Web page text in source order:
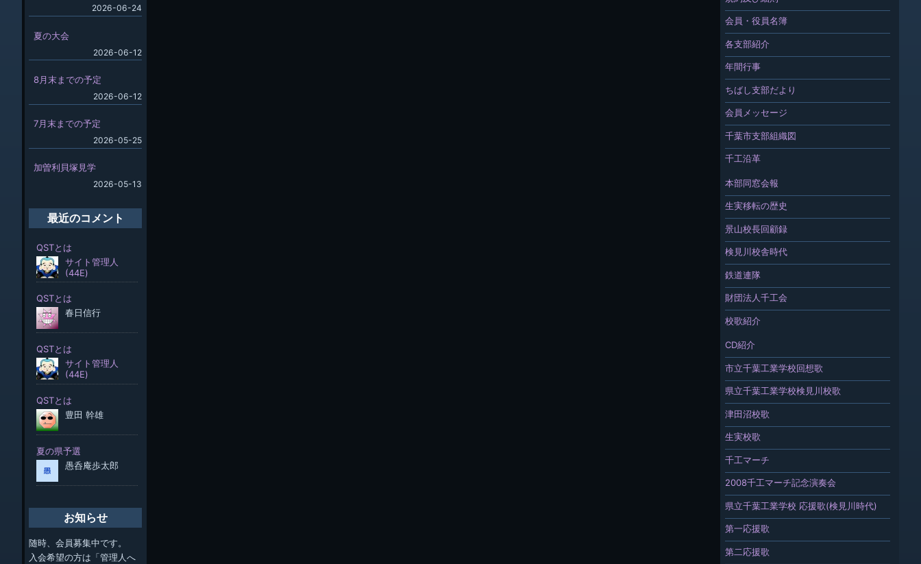
会員・役員名簿
各支部紹介
年間行事
ちばし支部だより
会員メッセージ
千葉市支部組織図
千工沿革
本部同窓会報
生実移転の歴史
景山校長回顧録
検見川校舎時代
鉄道連隊
財団法人千工会
校歌紹介
CD紹介
市立千葉工業学校回想歌
県立千葉工業学校検見川校歌
津田沼校歌
生実校歌
千工マーチ
2008千工マーチ記念演奏会
県立千葉工業学校 応援歌(検見川時代)
第一応援歌
第二応援歌
2026-06-24
夏の大会
2026-06-12
8月末までの予定
2026-06-12
7月末までの予定
2026-05-25
加曽利貝塚見学
2026-05-13
最近のコメント
お知らせ
随時、会員募集中です。
入会希望の方は「管理人へ